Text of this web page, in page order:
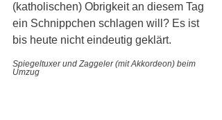
(katholischen) Obrigkeit an diesem Tag
ein Schnippchen schlagen will? Es ist
bis heute nicht eindeutig geklärt.
Spiegeltuxer und Zaggeler (mit Akkordeon) beim
Umzug